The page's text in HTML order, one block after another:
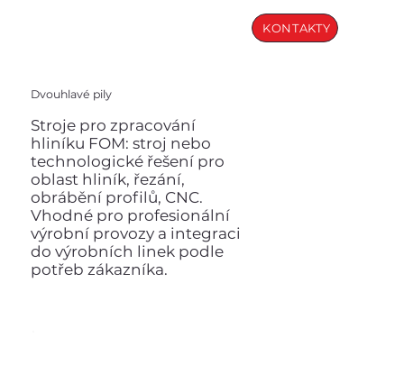
KONTAKTY
Dvouhlavé pily
Stroje pro zpracování
hliníku FOM: stroj nebo
technologické řešení pro
oblast hliník, řezání,
obrábění profilů, CNC.
Vhodné pro profesionální
výrobní provozy a integraci
do výrobních linek podle
potřeb zákazníka.